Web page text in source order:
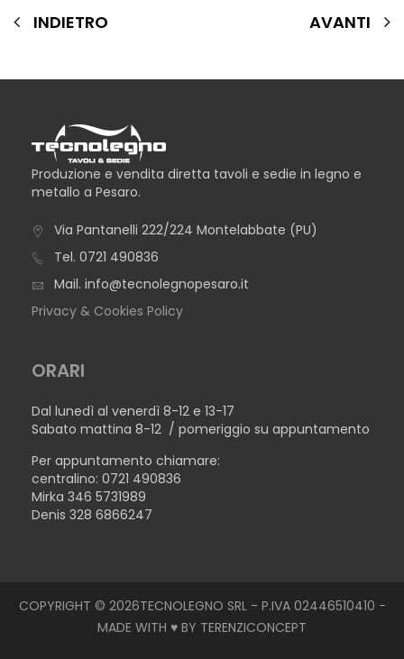
INDIETRO AVANTI
Produzione e vendita diretta tavoli e sedie in legno e
metallo a Pesaro.
Via Pantanelli 222/224 Montelabbate (PU)
Tel. 0721 490836
Mail. info@tecnolegnopesaro.it
Privacy & Cookies Policy
ORARI
Dal lunedì al venerdì 8-12 e 13-17
Sabato mattina 8-12 / pomeriggio su appuntamento
Per appuntamento chiamare:
centralino: 0721 490836
Mirka 346 5731989
Denis 328 6866247
COPYRIGHT © 2026TECNOLEGNO SRL - P.IVA 02446510410 -
MADE WITH ♥ BY TERENZICONCEPT